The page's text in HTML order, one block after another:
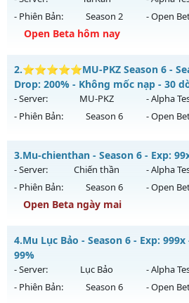
- Phiên Bản:
Season 2 - Open
Open Beta hôm nay
S2FPT - GIẢI TRÍ-DỄ CHƠI
Mu mới ra tháng 08 2026 - Mở máy
ngày 07/08/2626
Exp: 500x - Drop: 20%
Thể loại: Mu Nguyên bản Webzen
Antihack: PRO
2.⭐⭐⭐⭐⭐MU-PKZ Season 6 -
Drop: 200% - Không mốc nạp - 30
- Server: MU-PKZ - Alpha
- Phiên Bản:
Season 6 - Open
⭐⭐⭐⭐⭐MU-PKZ Season 6 -
EXL mới
Mu mới ra tháng 07 2026 - Mở máy
ngày 31/07/2626
Kiểu reset: Reset In Game
Thể loại: Mu Nguyên bản Webzen
Antihack: SuperAnti
3.Mu-chienthan - Season 6 - Exp:
- Server: Chiến thần - Alpha
- Phiên Bản:
Season 6 - Open
Open Beta ngày mai
Mu-chienthan - 99
Mu mới ra tháng 08 2026 - Mở máy
ngày 08/08/2626
Exp: 99x - Drop: 20%
4.Mu Lục Bảo - Season 6 - Exp:
99%
- Server: Lục Bảo - Alpha
- Phiên Bản:
Season 6 - Open